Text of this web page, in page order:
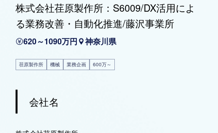
株式会社荏原製作所：S6009/DX活用によ
る業務改善・自動化推進/藤沢事業所
620～1090万円 神奈川県
荏原製作所 機械 業務企画 600万～
会社名